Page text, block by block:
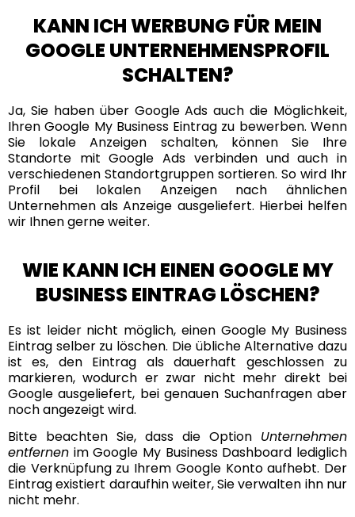
KANN ICH WERBUNG FÜR MEIN
GOOGLE UNTERNEHMENSPROFIL
SCHALTEN?
Ja, Sie haben über Google Ads auch die Möglichkeit,
Ihren Google My Business Eintrag zu bewerben. Wenn
Sie lokale Anzeigen schalten, können Sie Ihre
Standorte mit Google Ads verbinden und auch in
verschiedenen Standortgruppen sortieren. So wird Ihr
Profil bei lokalen Anzeigen nach ähnlichen
Unternehmen als Anzeige ausgeliefert. Hierbei helfen
wir Ihnen gerne weiter.
WIE KANN ICH EINEN GOOGLE MY
BUSINESS EINTRAG LÖSCHEN?
Es ist leider nicht möglich, einen Google My Business
Eintrag selber zu löschen. Die übliche Alternative dazu
ist es, den Eintrag als dauerhaft geschlossen zu
markieren, wodurch er zwar nicht mehr direkt bei
Google ausgeliefert, bei genauen Suchanfragen aber
noch angezeigt wird.
Bitte beachten Sie, dass die Option Unternehmen
entfernen im Google My Business Dashboard lediglich
die Verknüpfung zu Ihrem Google Konto aufhebt. Der
Eintrag existiert daraufhin weiter, Sie verwalten ihn nur
nicht mehr.